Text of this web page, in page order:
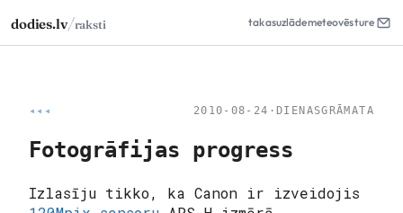
dodies.lv/raksti takasuzlādemeteovēsture
◂◂◂ 2010-08-24 · DIENASGRĀMATA
Fotogrāfijas progress
Izlasīju tikko, ka Canon ir izveidojis